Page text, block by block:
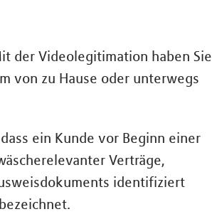
der Videolegitimation haben Sie
von zu Hause oder unterwegs
ein Kunde vor Beginn einer
Verträge,
identifiziert